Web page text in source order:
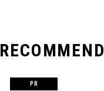
RECOMMEND